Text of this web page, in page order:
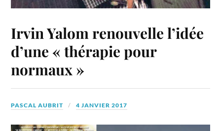
Irvin Yalom renouvelle l’idée
d’une « thérapie pour
normaux »
PASCAL AUBRIT 4 JANVIER 2017